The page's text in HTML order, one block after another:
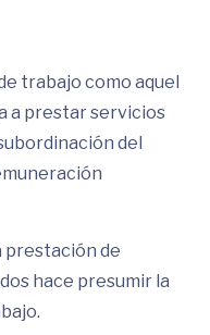
trabajo como aquel
a prestar servicios
del
prestación de
hace presumir la